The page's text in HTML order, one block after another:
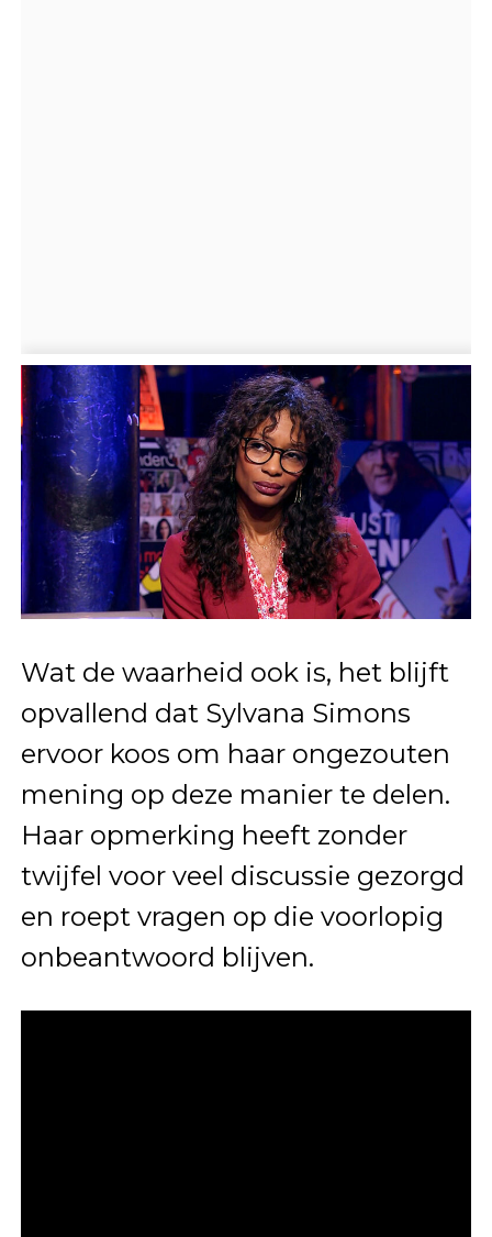
Wat de waarheid ook is, het blijft
opvallend dat Sylvana Simons
ervoor koos om haar ongezouten
mening op deze manier te delen.
Haar opmerking heeft zonder
twijfel voor veel discussie gezorgd
en roept vragen op die voorlopig
onbeantwoord blijven.